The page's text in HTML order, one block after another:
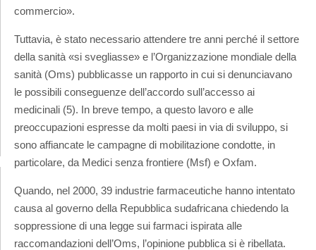
commercio».
Tuttavia, è stato necessario attendere tre anni perché il settore
della sanità «si svegliasse» e l’Organizzazione mondiale della
sanità (Oms) pubblicasse un rapporto in cui si denunciavano
le possibili conseguenze dell’accordo sull’accesso ai
medicinali (5). In breve tempo, a questo lavoro e alle
preoccupazioni espresse da molti paesi in via di sviluppo, si
sono affiancate le campagne di mobilitazione condotte, in
particolare, da Medici senza frontiere (Msf) e Oxfam.
Quando, nel 2000, 39 industrie farmaceutiche hanno intentato
causa al governo della Repubblica sudafricana chiedendo la
soppressione di una legge sui farmaci ispirata alle
raccomandazioni dell’Oms, l’opinione pubblica si è ribellata.